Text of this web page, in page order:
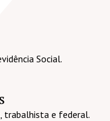
Social.
trabalhista e federal.